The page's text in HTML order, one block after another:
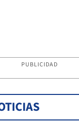
PUBLICIDAD